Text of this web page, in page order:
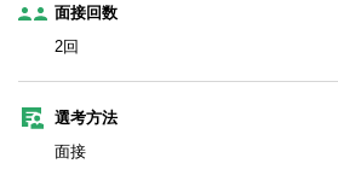
面接回数
2回
選考方法
面接